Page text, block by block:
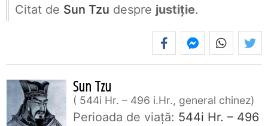
Citat de Sun Tzu despre justiție.
Sun Tzu
544i Hr. – 496 i.Hr., general chinez
Perioada de viaţă: 544i Hr. – 496